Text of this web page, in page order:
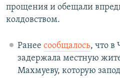
прощения и обещали
колдовством.
Ранее сообщалось, что в
задержала местную
Махмуеву, которую